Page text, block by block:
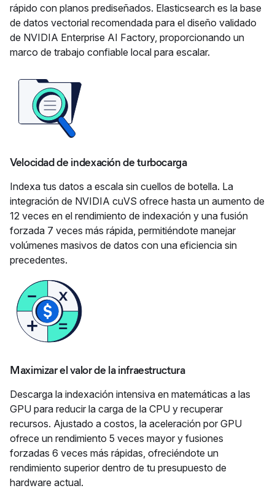
rápido con planos prediseñados. Elasticsearch es la base
de datos vectorial recomendada para el diseño validado
de NVIDIA Enterprise AI Factory, proporcionando un
marco de trabajo confiable local para escalar.
Velocidad de indexación de turbocarga
Indexa tus datos a escala sin cuellos de botella. La
integración de NVIDIA cuVS ofrece hasta un aumento de
12 veces en el rendimiento de indexación y una fusión
forzada 7 veces más rápida, permitiéndote manejar
volúmenes masivos de datos con una eficiencia sin
precedentes.
Maximizar el valor de la infraestructura
Descarga la indexación intensiva en matemáticas a las
GPU para reducir la carga de la CPU y recuperar
recursos. Ajustado a costos, la aceleración por GPU
ofrece un rendimiento 5 veces mayor y fusiones
forzadas 6 veces más rápidas, ofreciéndote un
rendimiento superior dentro de tu presupuesto de
hardware actual.